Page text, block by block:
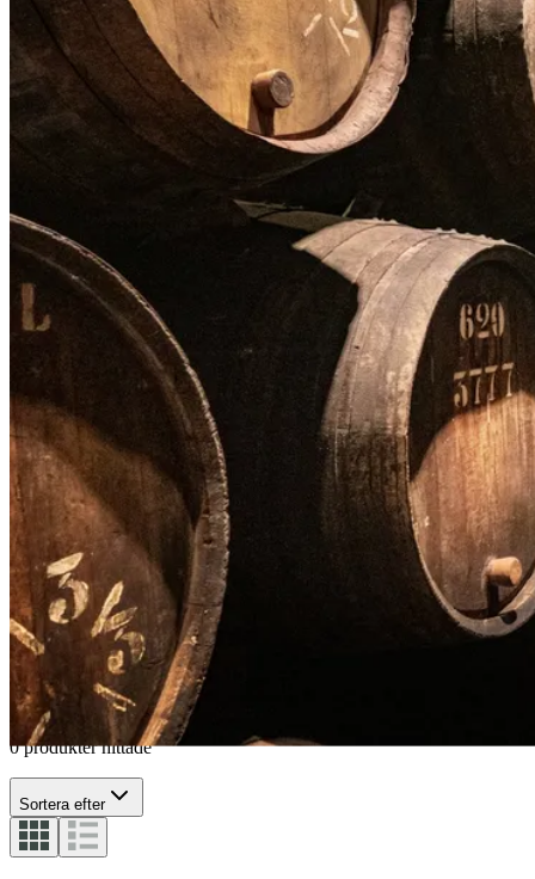
Snapsglas
Spritglas SnapsglasWhisky glas
0 produkter hittade
Sortera efter